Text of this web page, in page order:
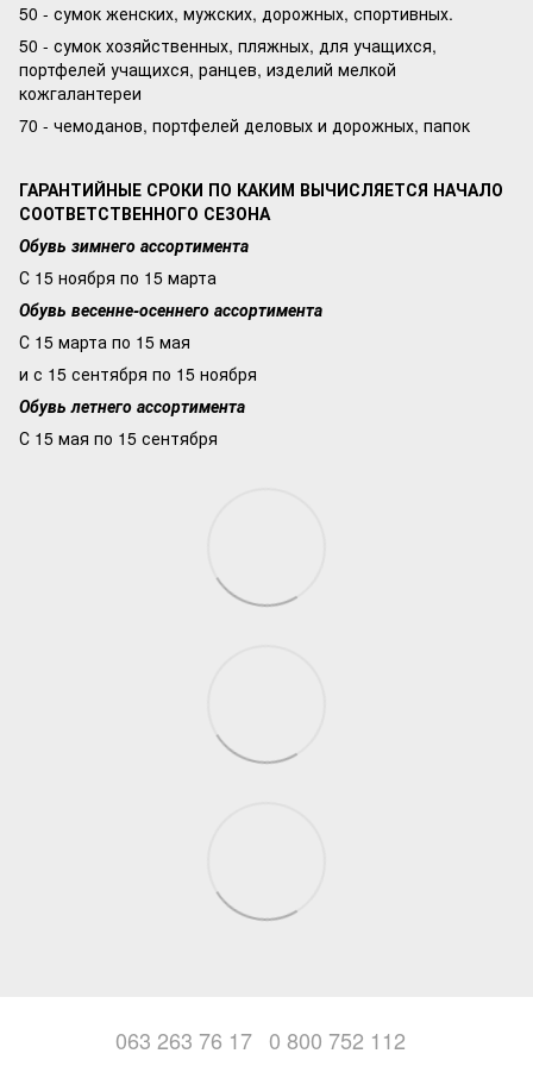
50 - сумок женских, мужских, дорожных, спортивных.
50 - сумок хозяйственных, пляжных, для учащихся,
портфелей учащихся, ранцев, изделий мелкой
кожгалантереи
70 - чемоданов, портфелей деловых и дорожных, папок
ГАРАНТИЙНЫЕ СРОКИ ПО КАКИМ ВЫЧИСЛЯЕТСЯ НАЧАЛО
СООТВЕТСТВЕННОГО СЕЗОНА
Обувь зимнего ассортимента
С 15 ноября по 15 марта
Обувь весенне-осеннего ассортимента
С 15 марта по 15 мая
и с 15 сентября по 15 ноября
Обувь летнего ассортимента
С 15 мая по 15 сентября
063 263 76 17 0 800 752 112